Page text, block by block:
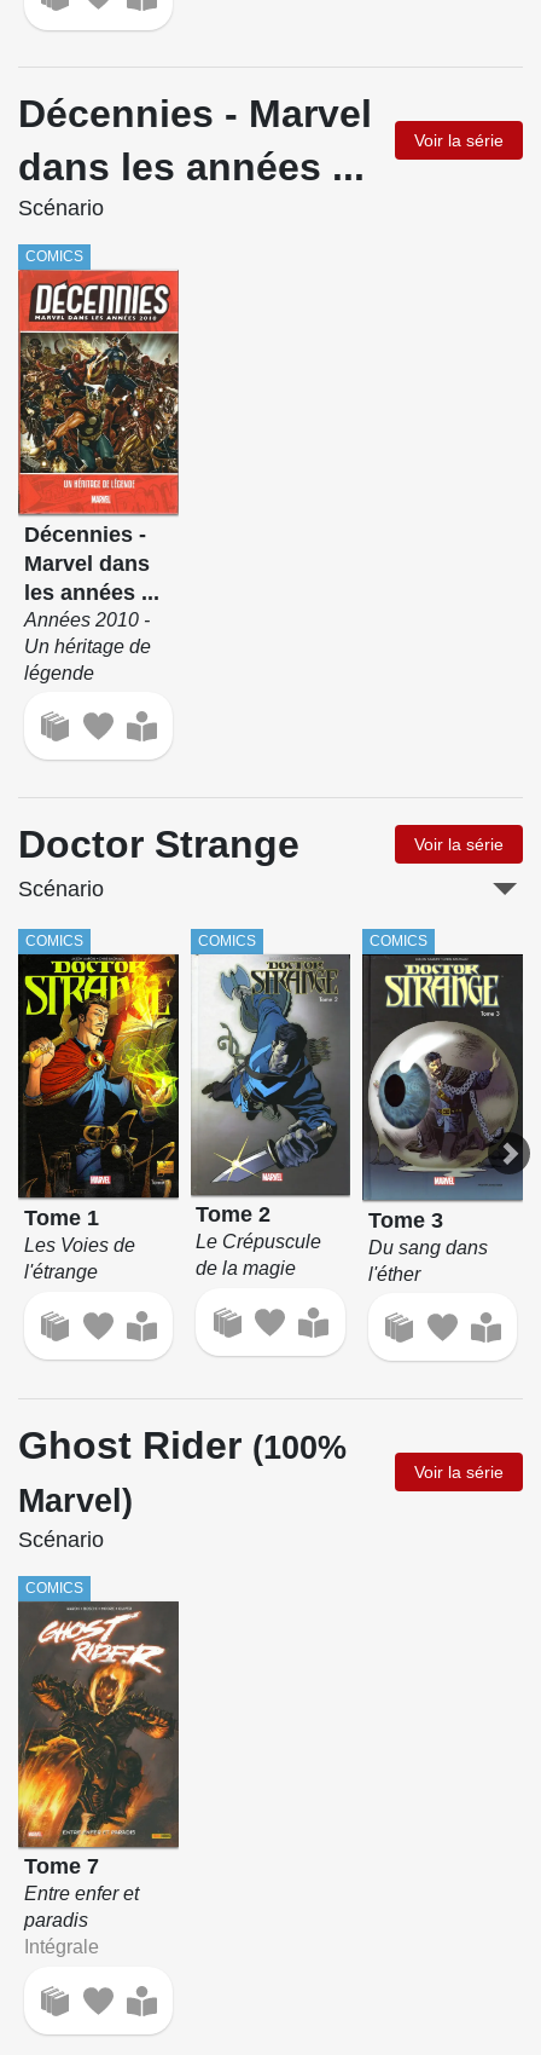
Décennies - Marvel
dans les années ...
Voir la série
Scénario
COMICS
Décennies -
Marvel dans
les années ...
Années 2010 -
Un héritage de
légende
Doctor Strange Voir la série
Scénario
COMICS
Tome 1
Les Voies de
l'étrange
COMICS
Tome 2
Le Crépuscule
de la magie
COMICS
Tome 3
Du sang dans
l'éther
Ghost Rider (100%
Marvel)
Voir la série
Scénario
COMICS
Tome 7
Entre enfer et
paradis
Intégrale